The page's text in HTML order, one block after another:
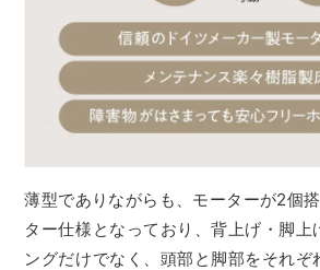
薄型でありながらも、モーターが2個
ター仕様となっており、背上げ・脚上
ングだけでなく、頭部と脚部をそれぞ